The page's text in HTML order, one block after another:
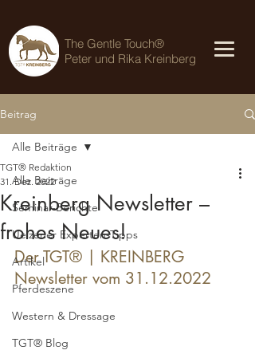
The Gentle Touch®
Peter und Rika Kreinberg
Beitrag
Alle Beiträge
Seminar-Berichte
Uelzener Experten-Tipps
Artikel
Pferdeszene
Western & Dressage
TGT® Blog
Alle Beiträge
Kreinberg Newsletter –
frohes Neues!
TGT® Redaktion
31. Dez. 2022
Der TGT® | KREINBERG
Newsletter vom 31.12.2022